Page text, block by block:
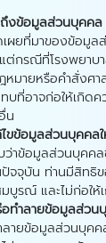
ถึงข้อมูลส่วนบุคคล
เผยที่มาของข้อมู
แต่กรณีที่โรงพยา
หมายหรือคำสั่งศ
บที่อาจก่อให้เกิด
น
ไขข้อมูลส่วนบุคค
ว่าข้อมูลส่วนบุคค
จจุบัน ท่านมีสิทธิข
รณ์ และไม่ก่อให้เ
อทำลายข้อมูลส่วน
ายข้อมูลส่วนบุคค